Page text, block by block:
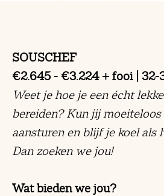
SOUSCHEF
€2.645 - €3.224 + fooi 32-
Weet je hoe je een écht
bereiden? Kun jij moeiteloos
aansturen en blijf je koel als
Dan zoeken we jou!
Wat bieden we jou?